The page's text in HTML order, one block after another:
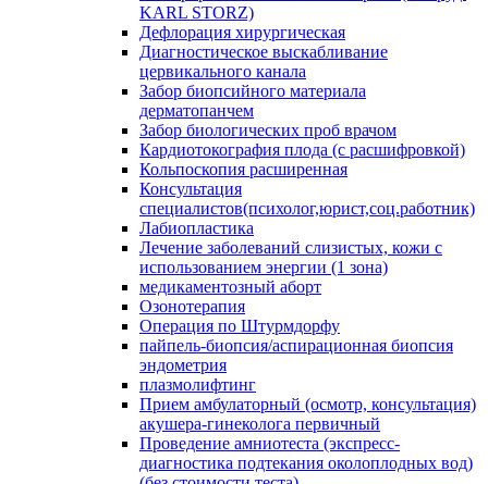
KARL STORZ)
Дефлорация хирургическая
Диагностическое выскабливание
цервикального канала
Забор биопсийного материала
дерматопанчем
Забор биологических проб врачом
Кардиотокография плода (с расшифровкой)
Кольпоскопия расширенная
Консультация
специалистов(психолог,юрист,соц.работник)
Лабиопластика
Лечение заболеваний слизистых, кожи с
использованием энергии (1 зона)
медикаментозный аборт
Озонотерапия
Операция по Штурмдорфу
пайпель-биопсия/аспирационная биопсия
эндометрия
плазмолифтинг
Прием амбулаторный (осмотр, консультация)
акушера-гинеколога первичный
Проведение амниотеста (экспресс-
диагностика подтекания околоплодных вод)